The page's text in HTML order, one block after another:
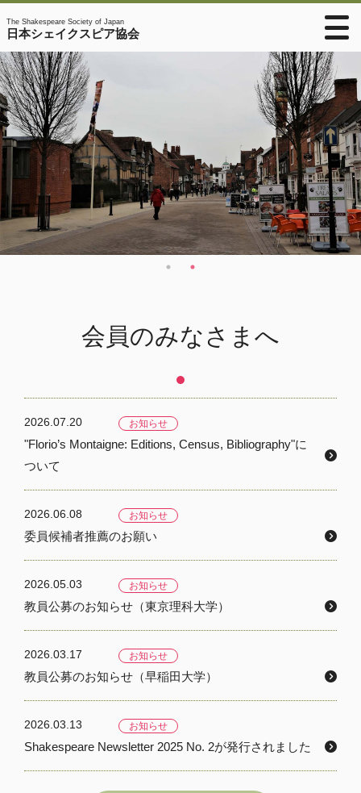
The Shakespeare Society of Japan
日本シェイクスピア協会
会員のみなさまへ
2026.07.20 お知らせ
"Florio’s Montaigne: Editions, Census, Bibliography"に
ついて
2026.06.08 お知らせ
委員候補者推薦のお願い
2026.05.03 お知らせ
教員公募のお知らせ（東京理科大学）
2026.03.17 お知らせ
教員公募のお知らせ（早稲田大学）
2026.03.13 お知らせ
Shakespeare Newsletter 2025 No. 2が発行されました